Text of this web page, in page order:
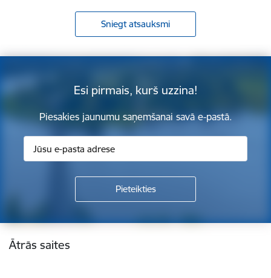
Sniegt atsauksmi
Esi pirmais, kurš uzzina!
Piesakies jaunumu saņemšanai savā e-pastā.
Kājene
Ātrās saites